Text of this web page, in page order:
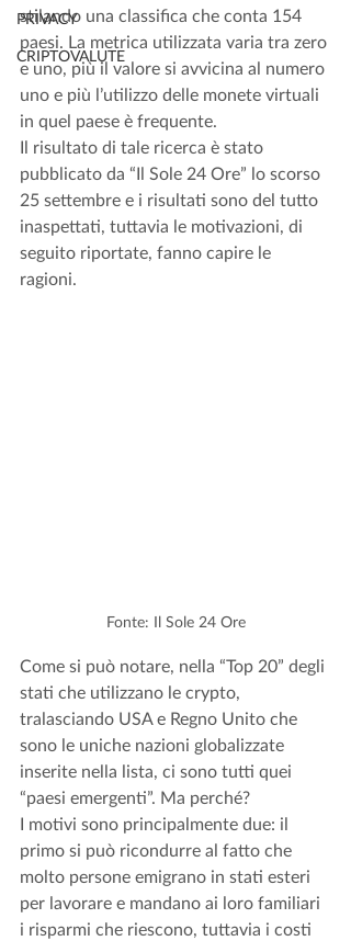
PRIVACY
CRIPTOVALUTE
stilando una classifica che conta 154
paesi. La metrica utilizzata varia tra zero
e uno, più il valore si avvicina al numero
uno e più l’utilizzo delle monete virtuali
in quel paese è frequente.
Il risultato di tale ricerca è stato
pubblicato da “Il Sole 24 Ore” lo scorso
25 settembre e i risultati sono del tutto
inaspettati, tuttavia le motivazioni, di
seguito riportate, fanno capire le
ragioni.
Fonte: Il Sole 24 Ore
Come si può notare, nella “Top 20” degli
stati che utilizzano le crypto,
tralasciando USA e Regno Unito che
sono le uniche nazioni globalizzate
inserite nella lista, ci sono tutti quei
“paesi emergenti”. Ma perché?
I motivi sono principalmente due: il
primo si può ricondurre al fatto che
molto persone emigrano in stati esteri
per lavorare e mandano ai loro familiari
i risparmi che riescono, tuttavia i costi